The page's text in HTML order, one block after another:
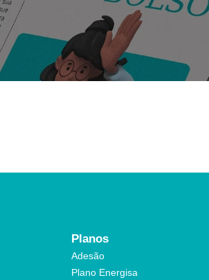
Planos
Adesão
Plano Energisa